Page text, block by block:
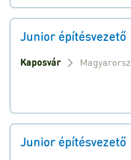
Junior építésvezető
Kaposvár
Junior építésvezető